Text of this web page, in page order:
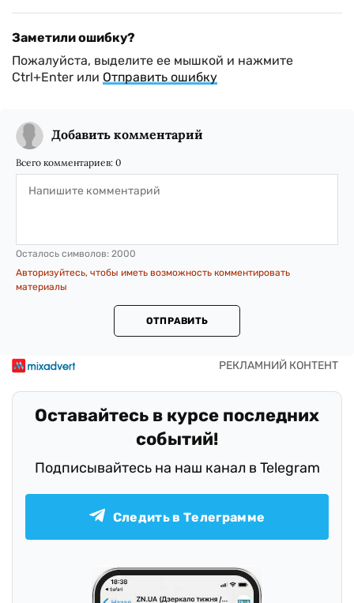
Заметили ошибку?
Пожалуйста, выделите ее мышкой и нажмите
Ctrl+Enter или Отправить ошибку
Добавить комментарий
Всего комментариев: 0
Осталось символов: 2000
Авторизуйтесь, чтобы иметь возможность комментировать
материалы
ОТПРАВИТЬ
Оставайтесь в курсе последних
событий!
Подписывайтесь на наш канал в Telegram
Следить в Телеграмме